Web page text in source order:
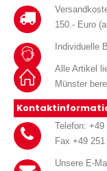
150.- Euro
Individuelle
Alle Artikel
Münster
Telefon: +49
Fax +49
Unsere E-